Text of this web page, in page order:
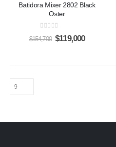
Batidora Mixer 2802 Black
Oster
out of 5
$154,700 Original
price
$119,000Current